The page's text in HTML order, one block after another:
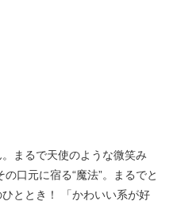
まるで天使のような微笑み
口元に宿る“魔法”。まるでと
ととき！ 「かわいい系が好